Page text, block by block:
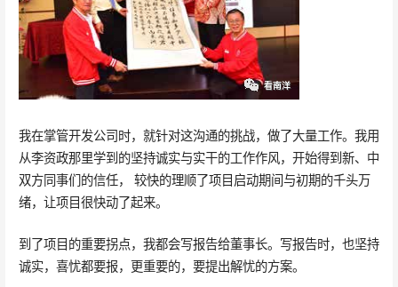
我在掌管开发公司时，就针对这沟通的挑战，做了大量工作。我用
从李资政那里学到的坚持诚实与实干的工作作风，开始得到新、中
双方同事们的信任， 较快的理顺了项目启动期间与初期的千头万
绪，让项目很快动了起来。
到了项目的重要拐点，我都会写报告给董事长。写报告时，也坚持
诚实，喜忧都要报，更重要的，要提出解忧的方案。